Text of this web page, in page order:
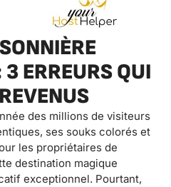
ERREURS QUI
des millions de visiteurs
ses souks colorés et
les propriétaires de
destination magique
exceptionnel. Pourtant,